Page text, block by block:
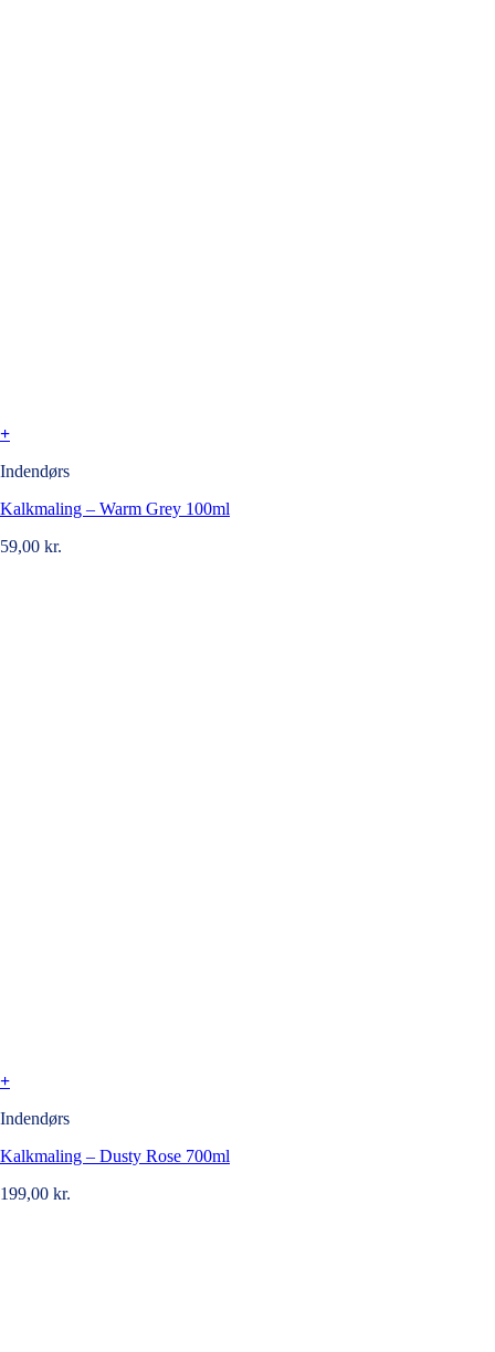
+
Indendørs
Kalkmaling – Warm Grey 100ml
59,00 kr.
+
Indendørs
Kalkmaling – Dusty Rose 700ml
199,00 kr.